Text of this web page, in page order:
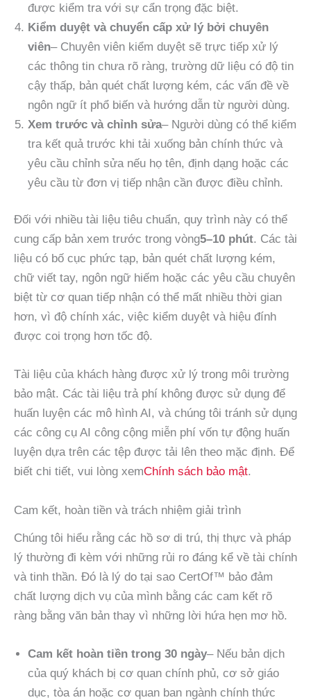
được kiểm tra với sự cẩn trọng đặc biệt.
Kiểm duyệt và chuyển cấp xử lý bởi chuyên
viên– Chuyên viên kiểm duyệt sẽ trực tiếp xử lý
các thông tin chưa rõ ràng, trường dữ liệu có độ tin
cậy thấp, bản quét chất lượng kém, các vấn đề về
ngôn ngữ ít phổ biến và hướng dẫn từ người dùng.
Xem trước và chỉnh sửa– Người dùng có thể kiểm
tra kết quả trước khi tải xuống bản chính thức và
yêu cầu chỉnh sửa nếu họ tên, định dạng hoặc các
yêu cầu từ đơn vị tiếp nhận cần được điều chỉnh.
Đối với nhiều tài liệu tiêu chuẩn, quy trình này có thể
cung cấp bản xem trước trong vòng5–10 phút. Các tài
liệu có bố cục phức tạp, bản quét chất lượng kém,
chữ viết tay, ngôn ngữ hiếm hoặc các yêu cầu chuyên
biệt từ cơ quan tiếp nhận có thể mất nhiều thời gian
hơn, vì độ chính xác, việc kiểm duyệt và hiệu đính
được coi trọng hơn tốc độ.
Tài liệu của khách hàng được xử lý trong môi trường
bảo mật. Các tài liệu trả phí không được sử dụng để
huấn luyện các mô hình AI, và chúng tôi tránh sử dụng
các công cụ AI công cộng miễn phí vốn tự động huấn
luyện dựa trên các tệp được tải lên theo mặc định. Để
biết chi tiết, vui lòng xemChính sách bảo mật.
Cam kết, hoàn tiền và trách nhiệm giải trình
Chúng tôi hiểu rằng các hồ sơ di trú, thị thực và pháp
lý thường đi kèm với những rủi ro đáng kể về tài chính
và tinh thần. Đó là lý do tại sao CertOf™ bảo đảm
chất lượng dịch vụ của mình bằng các cam kết rõ
ràng bằng văn bản thay vì những lời hứa hẹn mơ hồ.
Cam kết hoàn tiền trong 30 ngày– Nếu bản dịch
của quý khách bị cơ quan chính phủ, cơ sở giáo
dục, tòa án hoặc cơ quan ban ngành chính thức